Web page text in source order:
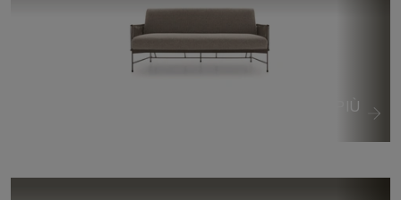
VEDI DI PIÙ